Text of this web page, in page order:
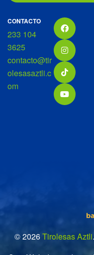
CONTACTO
233 104
3625
contacto@tir
olesasaztli.c
om
© 2026Tirolesas Aztli